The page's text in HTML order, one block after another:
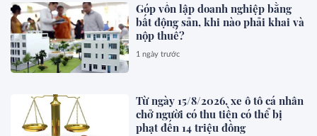
Góp vốn lập doanh nghiệp bằng
bất động sản, khi nào phải khai và
nộp thuế?
1 ngày trước
Từ ngày 15/8/2026, xe ô tô cá nhân
chở người có thu tiền có thể bị
phạt đến 14 triệu đồng